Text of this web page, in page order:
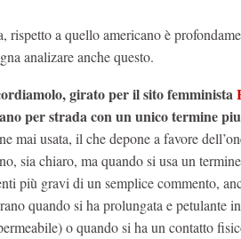
a quello americano è
analizare anche questo.
girato per il sito femminista
per strada con un unico termine
mai usata, il che depone a favore
sia chiaro, ma quando si usa un
più gravi di un semplice commento,
quando si ha prolungata e petulante
o quando si ha un contatto